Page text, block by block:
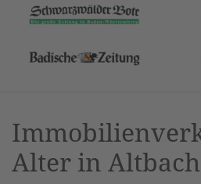
Alter in Altbach